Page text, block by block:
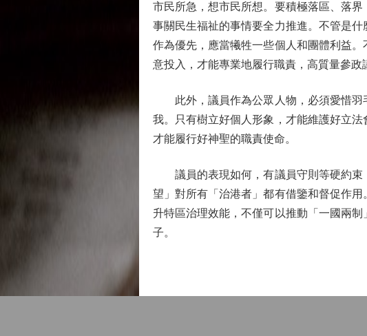
市民所急，想市民所想。要積極落區、落
事關民生福祉的事情要全力推進。不管是
作為優先，應當犧牲一些個人和團體利益
意投入，才能專業地履行職責，高質量參政
此外，議員作為公眾人物，必須愛惜羽
我。只有樹立好個人形象，才能維護好立
才能履行好神聖的職責使命。
議員的表現如何，有議員守則等硬約束
望」對所有「治港者」都有借鑒和督促作
升特區治理效能，不僅可以推動「一國兩
子。